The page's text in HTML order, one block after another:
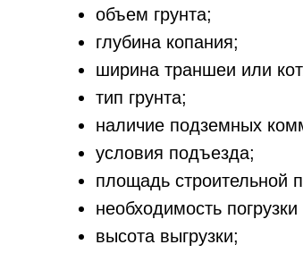
объем грунта;
глубина копания;
ширина траншеи или
тип грунта;
наличие подземных
условия подъезда;
площадь строительной
необходимость
высота выгрузки;